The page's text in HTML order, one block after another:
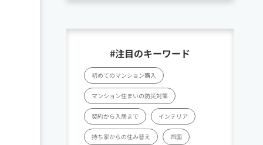
#注目のキーワード
初めてのマンション購入
マンション住まいの防災対策
契約から入居まで インテリア
持ち家からの住み替え 四国